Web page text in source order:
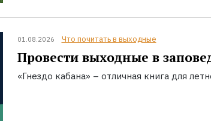
01.08.2026 Что почитать в выходные
Провести выходные в
«Гнездо кабана» – отличная книга для